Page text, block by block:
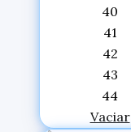
40
41
42
43
44
Vaciar